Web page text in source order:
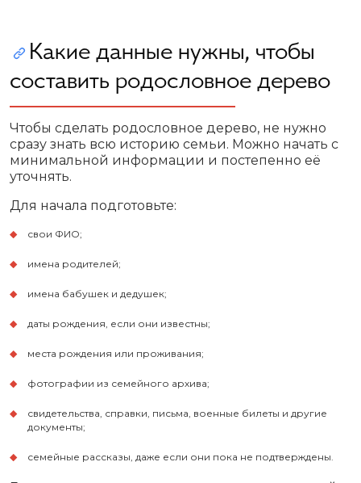
Какие данные нужны, чтобы
составить родословное дерево
Чтобы сделать родословное дерево, не нужно
сразу знать всю историю семьи. Можно начать с
минимальной информации и постепенно её
уточнять.
Для начала подготовьте:
свои ФИО;
имена родителей;
имена бабушек и дедушек;
даты рождения, если они известны;
места рождения или проживания;
фотографии из семейного архива;
свидетельства, справки, письма, военные билеты и другие
документы;
семейные рассказы, даже если они пока не подтверждены.